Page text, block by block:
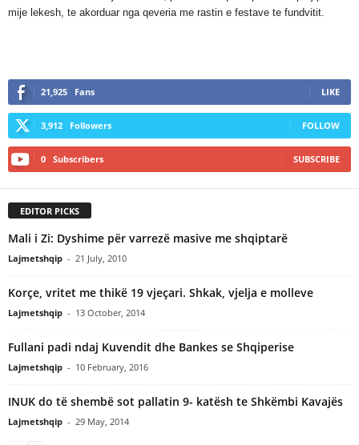
mije lekesh, te akorduar nga qeveria me rastin e festave te fundvitit.
21,925 Fans LIKE
3,912 Followers FOLLOW
0 Subscribers SUBSCRIBE
EDITOR PICKS
Mali i Zi: Dyshime për varrezë masive me shqiptarë
Lajmetshqip - 21 July, 2010
Korçe, vritet me thikë 19 vjeçari. Shkak, vjelja e molleve
Lajmetshqip - 13 October, 2014
Fullani padi ndaj Kuvendit dhe Bankes se Shqiperise
Lajmetshqip - 10 February, 2016
INUK do të shembë sot pallatin 9- katësh te Shkëmbi Kavajës
Lajmetshqip - 29 May, 2014